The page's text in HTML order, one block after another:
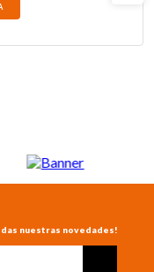
nuestras novedades!